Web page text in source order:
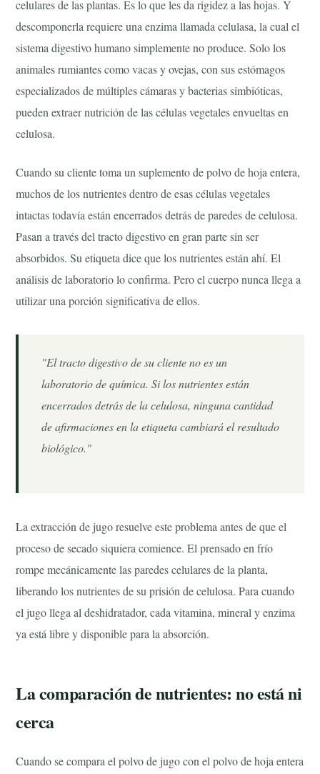
celulares de las plantas. Es lo que les da rigidez a las hojas. Y
descomponerla requiere una enzima llamada celulasa, la cual el
sistema digestivo humano simplemente no produce. Solo los
animales rumiantes como vacas y ovejas, con sus estómagos
especializados de múltiples cámaras y bacterias simbióticas,
pueden extraer nutrición de las células vegetales envueltas en
celulosa.
Cuando su cliente toma un suplemento de polvo de hoja entera,
muchos de los nutrientes dentro de esas células vegetales
intactas todavía están encerrados detrás de paredes de celulosa.
Pasan a través del tracto digestivo en gran parte sin ser
absorbidos. Su etiqueta dice que los nutrientes están ahí. El
análisis de laboratorio lo confirma. Pero el cuerpo nunca llega a
utilizar una porción significativa de ellos.
"El tracto digestivo de su cliente no es un
laboratorio de química. Si los nutrientes están
encerrados detrás de la celulosa, ninguna cantidad
de afirmaciones en la etiqueta cambiará el resultado
biológico."
La extracción de jugo resuelve este problema antes de que el
proceso de secado siquiera comience. El prensado en frío
rompe mecánicamente las paredes celulares de la planta,
liberando los nutrientes de su prisión de celulosa. Para cuando
el jugo llega al deshidratador, cada vitamina, mineral y enzima
ya está libre y disponible para la absorción.
La comparación de nutrientes: no está ni
cerca
Cuando se compara el polvo de jugo con el polvo de hoja entera